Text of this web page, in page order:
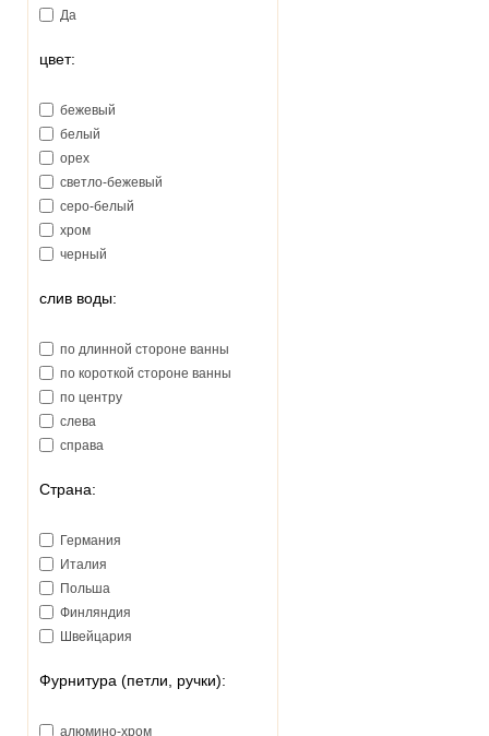
Да
цвет:
бежевый
белый
орех
светло-бежевый
серо-белый
хром
черный
слив воды:
по длинной стороне ванны
по короткой стороне ванны
по центру
слева
справа
Страна:
Германия
Италия
Польша
Финляндия
Швейцария
Фурнитура (петли, ручки):
алюмино-хром